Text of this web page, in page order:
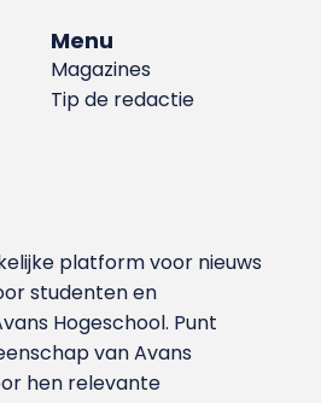
Menu
Magazines
Tip de redactie
platform voor nieuws
studenten en
Hoge­school. Punt
van Avans
hen relevante